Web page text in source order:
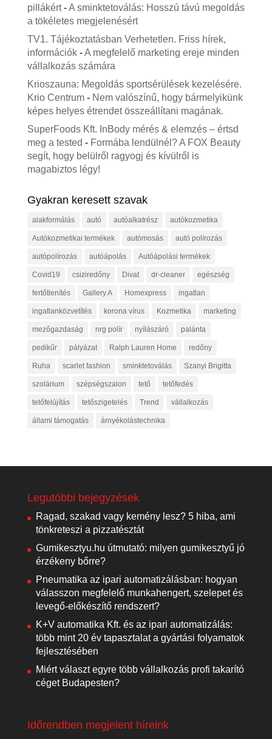
pillákért-A sminktetoválás: Hosszú távú megoldás
a tökéletes megjelenésért
TV1. Tájékoztatásban Verhetetlen. Friss hírek,
információk-A megfelelő marketing ereje minden
vállalkozás számára
Krioszauna: Megoldás sportsérülések kezelésére.
Krio Centrum- Nem valószínű, hogy bármelyikünk
képes helyes étrendet összeállítani magának.
SuperFoods Kft. InBody mérés & elemzés – értsd
meg a tested - Formába lendülnél? A FOX Beauty
segít, hogy belülről ragyogj és kívülről is
magabiztos légy!
Gyakran keresett szavak
alakformálás autó autóalkatrész autókozmetika
Autókozmetikai termékek autómosás autó polírozás
autópolírozás autóápolás Autóápolási termékek
Covid19 csiziredőny Divat dr-cleaner egészség
fertőtlenítés Gallery A Homexpress ingatlan
ingatlanközvetítés korona vírus Kozmetika marketing
mezőgazdaság nrg polír nyílászáró palánta
pedikűr pályázat Ralph Lauren Home redőny
Ruha scarlet fashion sminktetoválás Szanyi Brigitta
szolárium szépségszalon tető tetőfedés
tetőfelújítás tetőszigetelés Trend vállalkozás
állami támogatás árnyékolástechnika
Legutóbbi bejegyzések
Ragad, szakad vagy kemény lesz? 5 hiba, ami
tönkreteszi a pizzatésztát
Gumikesztyu.hu útmutató: milyen gumikesztyű jó
érzékeny bőrre?
Pneumatika az ipari automatizálásban: hogyan
válasszon megfelelő munkahengert, szelepet és
levegő-előkészítő rendszert?
K+V automatika Kft. és az ipari automatizálás:
több mint 20 év tapasztalat a gyártási folyamatok
fejlesztésében
Miért választ egyre több vállalkozás profi takarító
céget Budapesten?
Időrendben megjelent híreink